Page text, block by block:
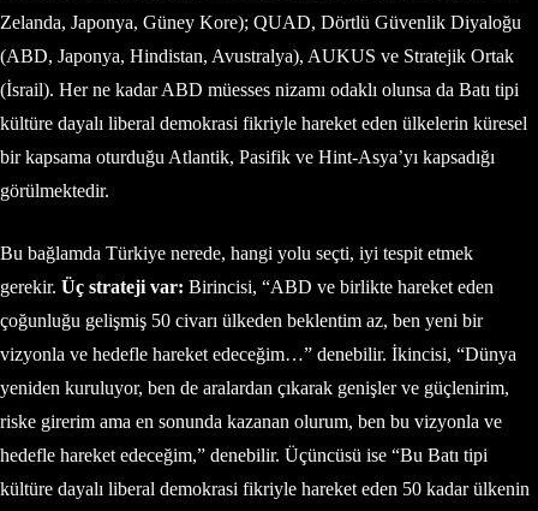
Zelanda, Japonya, Güney Kore); QUAD, Dörtlü Güvenlik Diyaloğu
(ABD, Japonya, Hindistan, Avustralya), AUKUS ve Stratejik Ortak
(İsrail). Her ne kadar ABD müesses nizamı odaklı olunsa da Batı tipi
kültüre dayalı liberal demokrasi fikriyle hareket eden ülkelerin küresel
bir kapsama oturduğu Atlantik, Pasifik ve Hint-Asya’yı kapsadığı
görülmektedir.
Bu bağlamda Türkiye nerede, hangi yolu seçti, iyi tespit etmek
gerekir. Üç strateji var: Birincisi, “ABD ve birlikte hareket eden
çoğunluğu gelişmiş 50 civarı ülkeden beklentim az, ben yeni bir
vizyonla ve hedefle hareket edeceğim…” denebilir. İkincisi, “Dünya
yeniden kuruluyor, ben de aralardan çıkarak genişler ve güçlenirim,
riske girerim ama en sonunda kazanan olurum, ben bu vizyonla ve
hedefle hareket edeceğim,” denebilir. Üçüncüsü ise “Bu Batı tipi
kültüre dayalı liberal demokrasi fikriyle hareket eden 50 kadar ülkenin